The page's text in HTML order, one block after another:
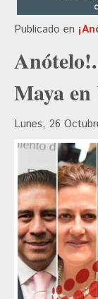
Publicado en
Maya
Lunes, 26